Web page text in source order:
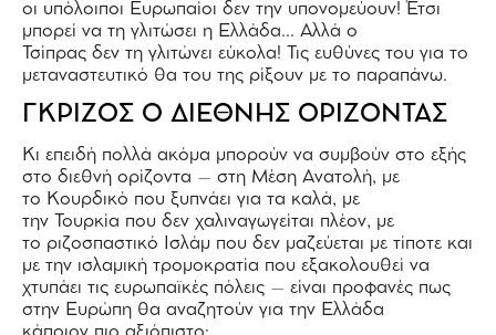
οι υπόλοιποι Ευρωπαίοι δεν την υπονομεύουν! Έτσι
μπορεί να τη γλιτώσει η Ελλάδα… Αλλά ο
Τσίπρας δεν τη γλιτώνει εύκολα! Τις ευθύνες του για το
μεταναστευτικό θα του της ρίξουν με το παραπάνω.
ΓΚΡΙΖΟΣ Ο ΔΙΕΘΝΗΣ ΟΡΙΖΟΝΤΑΣ
Κι επειδή πολλά ακόμα μπορούν να συμβούν στο εξής
στο διεθνή ορίζοντα – στη Μέση Ανατολή, με
το Κουρδικό που ξυπνάει για τα καλά, με
την Τουρκία που δεν χαλιναγωγείται πλέον, με
το ριζοσπαστικό Ισλάμ που δεν μαζεύεται με τίποτε και
με την ισλαμική τρομοκρατία που εξακολουθεί να
χτυπάει τις ευρωπαϊκές πόλεις – είναι προφανές πως
στην Ευρώπη θα αναζητούν για την Ελλάδα